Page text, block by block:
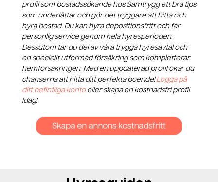
profil som bostadssökande hos Samtrygg ett bra tips
som underlättar och gör det tryggare att hitta och
hyra bostad. Du kan hyra depositionsfritt och får
personlig service genom hela hyresperioden.
Dessutom tar du del av våra trygga hyresavtal och
en speciellt utformad försäkring som kompletterar
hemförsäkringen. Med en uppdaterad profil ökar du
chanserna att hitta ditt perfekta boende!Logga på
ditt befintliga kontoeller skapa en kostnadsfri profil
idag!